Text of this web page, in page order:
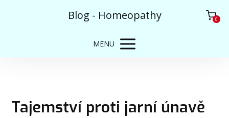
Blog - Homeopathy 0
MENU
Tajemství proti jarní únavě